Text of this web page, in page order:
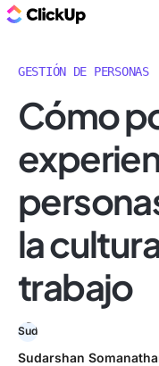
GESTIÓN DE PERSONAS
Cómo
la
trabajo
Sudarshan